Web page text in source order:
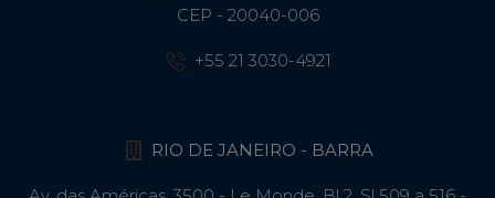
CEP - 20040-006
+55 21 3030-4921
RIO DE JANEIRO - BARRA